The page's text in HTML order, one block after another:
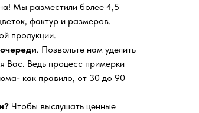
Мы разместили более 4,5
фактур и размеров.
продукции.
. Позвольте нам уделить
Вас. Ведь процесс примерки
как правило, от 30 до 90
Чтобы выслушать ценные